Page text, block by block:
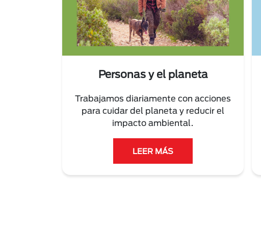
Personas y el planeta
Trabajamos diariamente con acciones
para cuidar del planeta y reducir el
impacto ambiental.
LEER MÁS